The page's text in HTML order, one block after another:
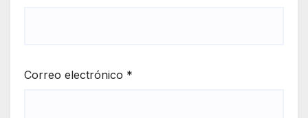
Correo electrónico *